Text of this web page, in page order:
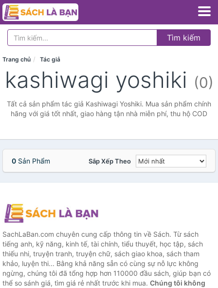
Tìm kiếm
Trang chủ Tác giả
kashiwagi yoshiki (0)
Tất cả sản phẩm tác giả Kashiwagi Yoshiki. Mua sản phẩm chính
hãng với giá tốt nhất, giao hàng tận nhà miễn phí, thu hộ COD
0 Sản Phẩm Sắp Xếp Theo
SachLaBan.com chuyên cung cấp thông tin về Sách. Từ sách
tiếng anh, kỹ năng, kinh tế, tài chính, tiểu thuyết, học tập, sách
thiếu nhi, truyện tranh, truyện chữ, sách giao khoa, sách tham
khảo, luyện thi... Bằng khả năng sẵn có cùng sự nỗ lực không
ngừng, chúng tôi đã tổng hợp hơn 110000 đầu sách, giúp bạn có
thể so sánh giá, tìm giá rẻ nhất trước khi mua. Chúng tôi không